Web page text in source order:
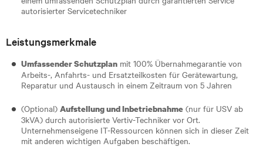
autorisierter Servicetechniker
Leistungsmerkmale
Umfassender Schutzplan mit 100% Übernahmegarantie von
Arbeits-, Anfahrts- und Ersatzteilkosten für Gerätewartung,
Reparatur und Austausch in einem Zeitraum von 5 Jahren
(Optional) Aufstellung und Inbetriebnahme (nur für USV ab
3kVA) durch autorisierte Vertiv-Techniker vor Ort.
Unternehmenseigene IT-Ressourcen können sich in dieser Zeit
mit anderen wichtigen Aufgaben beschäftigen.